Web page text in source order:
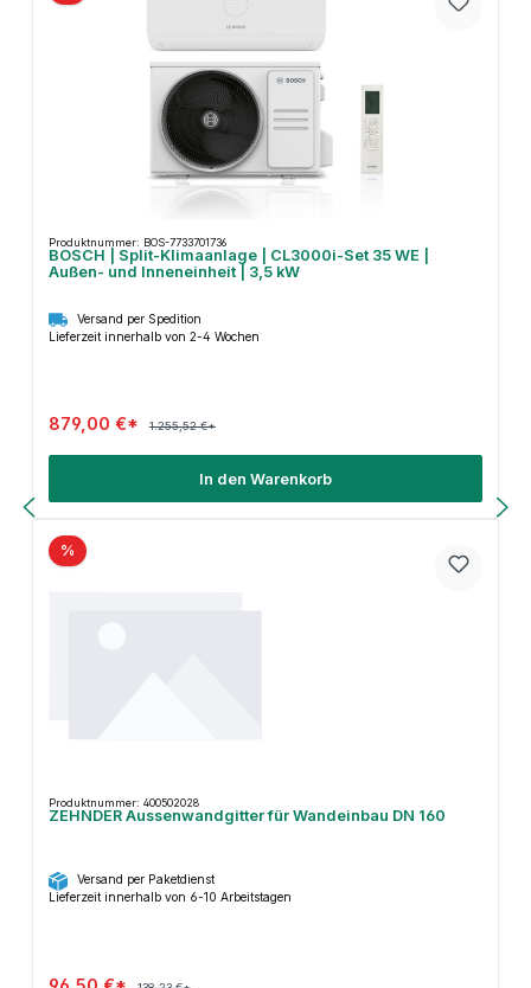
Produktnummer: BOS-7733701736
BOSCH | Split-Klimaanlage | CL3000i-Set 35 WE |
Außen- und Inneneinheit | 3,5 kW
Versand per Spedition
Lieferzeit innerhalb von 2-4 Wochen
879,00 €* 1.255,52 €*
In den Warenkorb
%
Produktnummer: 400502028
ZEHNDER Aussenwandgitter für Wandeinbau DN 160
Versand per Paketdienst
Lieferzeit innerhalb von 6-10 Arbeitstagen